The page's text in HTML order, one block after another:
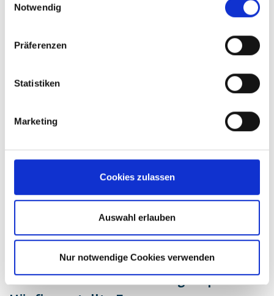
Notwendig
Präferenzen
Statistiken
Marketing
Cookies zulassen
Auswahl erlauben
Nur notwendige Cookies verwenden
Ralph Oberbiermann
roberbiermann@brand-group.com
+49 151 463 195 75
Drehfedern von der brandgroup –